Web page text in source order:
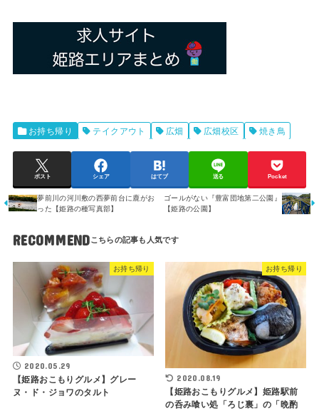
お持ち帰り テイクアウト 広畑 広畑校区 焼き鳥
ポスト シェア はてブ 送る Pocket
夢前川の河川敷の西夢前台に鹿がお
った【姫路の種写真部】
ゴールがない『豊富団地第二公園』
【姫路の公園】
RECOMMEND
お持ち帰り
2020.05.29
【姫路おこもりグルメ】グレー
ヌ・ド・ジョワのタルト
お持ち帰り
2020.08.19
【姫路おこもりグルメ】姫路駅前
の呑み喰い処「ろじ裏」の「晩酌